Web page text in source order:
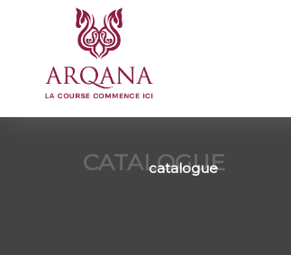
CATALOGUE
catalogue